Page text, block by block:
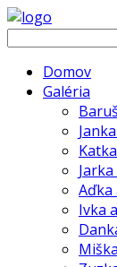
Domov
Galéria
Aďka
Ivka